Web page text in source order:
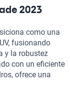
2023
como una
fusionando
y la robustez
con un eficiente
ofrece una
desempeño ágil